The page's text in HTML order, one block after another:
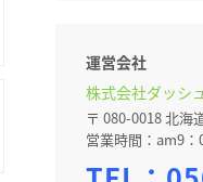
運営会社
株式会社ダッシ
〒 080-0018 北海
営業時間：am9